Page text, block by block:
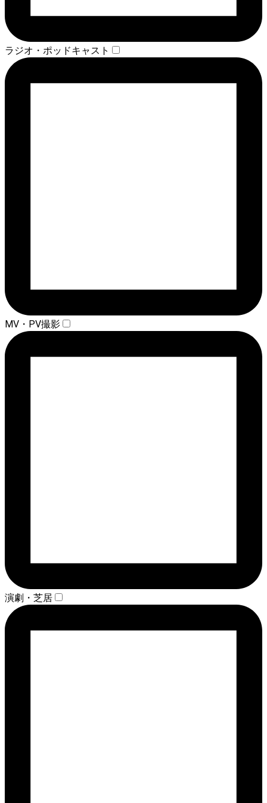
ラジオ・ポッドキャスト
MV・PV撮影
演劇・芝居